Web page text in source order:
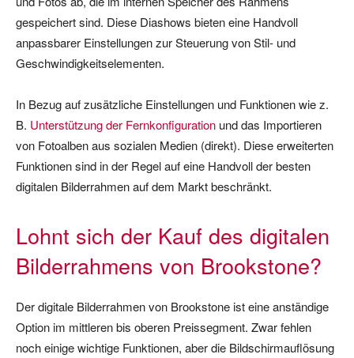
gespeichert sind. Diese Diashows bieten eine Handvoll
anpassbarer Einstellungen zur Steuerung von Stil- und
Geschwindigkeitselementen.
In Bezug auf zusätzliche Einstellungen und Funktionen wie z.
B. Unterstützung der Fernkonfiguration und das Importieren
von Fotoalben aus sozialen Medien (direkt). Diese erweiterten
Funktionen sind in der Regel auf eine Handvoll der besten
digitalen Bilderrahmen auf dem Markt beschränkt.
Lohnt sich der Kauf des digitalen
Bilderrahmens von Brookstone?
Der digitale Bilderrahmen von Brookstone ist eine anständige
Option im mittleren bis oberen Preissegment. Zwar fehlen
noch einige wichtige Funktionen, aber die Bildschirmauflösung